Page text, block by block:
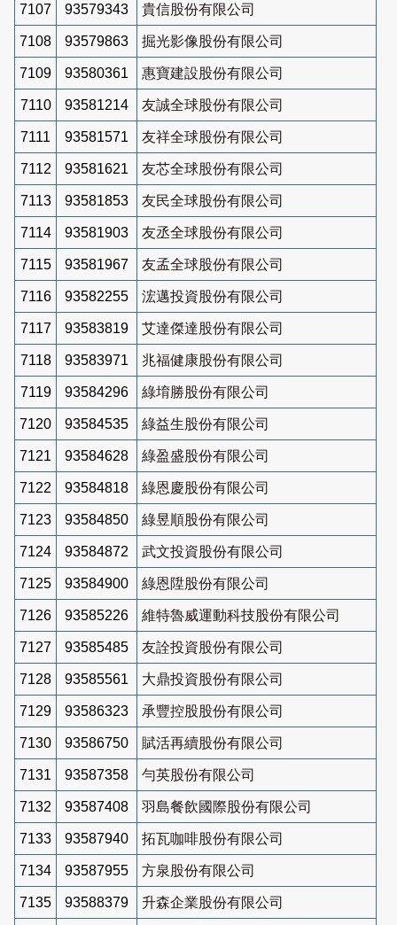
7107 93579343 貴信股份有限公司
7108 93579863 掘光影像股份有限公司
7109 93580361 惠寶建設股份有限公司
7110 93581214 友誠全球股份有限公司
7111 93581571 友祥全球股份有限公司
7112 93581621 友芯全球股份有限公司
7113 93581853 友民全球股份有限公司
7114 93581903 友丞全球股份有限公司
7115 93581967 友孟全球股份有限公司
7116 93582255 浤邁投資股份有限公司
7117 93583819 艾達傑達股份有限公司
7118 93583971 兆福健康股份有限公司
7119 93584296 綠堉勝股份有限公司
7120 93584535 綠益生股份有限公司
7121 93584628 綠盈盛股份有限公司
7122 93584818 綠恩慶股份有限公司
7123 93584850 綠昱順股份有限公司
7124 93584872 武文投資股份有限公司
7125 93584900 綠恩陞股份有限公司
7126 93585226 維特魯威運動科技股份有限公司
7127 93585485 友詮投資股份有限公司
7128 93585561 大鼎投資股份有限公司
7129 93586323 承豐控股股份有限公司
7130 93586750 賦活再續股份有限公司
7131 93587358 勻英股份有限公司
7132 93587408 羽島餐飲國際股份有限公司
7133 93587940 拓瓦咖啡股份有限公司
7134 93587955 方泉股份有限公司
7135 93588379 升森企業股份有限公司